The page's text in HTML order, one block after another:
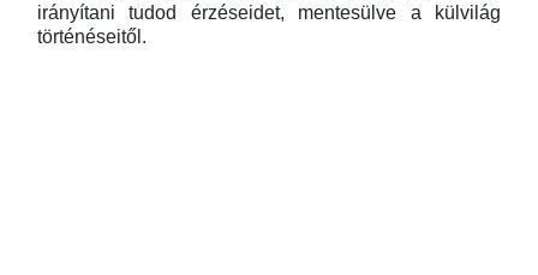
irányítani tudod érzéseidet, mentesülve a külvilág
történéseitől.